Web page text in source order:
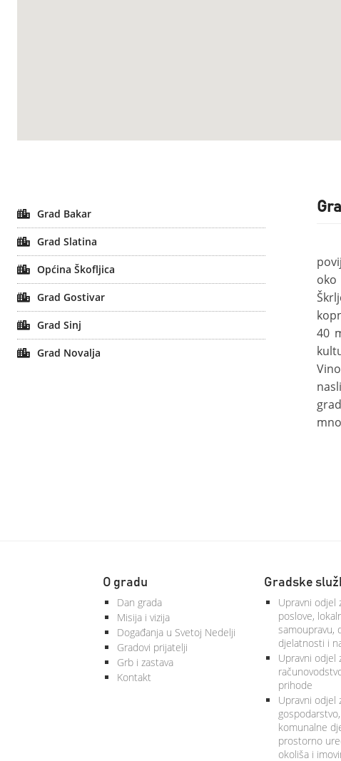
Grad Bakar
Grad Slatina
Općina Škofljica
Grad Gostivar
Grad Sinj
Grad Novalja
oko
40
O gradu
Dan grada
Misija i vizija
Događanja u Svetoj Nedelji
Gradovi prijatelji
Grb i zastava
Kontakt
Gradske
Upravni odjel
poslove,
samoupravu,
djelatnosti i
Upravni odjel
prihode
Upravni odjel
komunalne
prostorno
okoliša i